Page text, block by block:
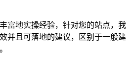
富地实操经验，针对您的站点，我
并且可落地的建议，区别于一般建